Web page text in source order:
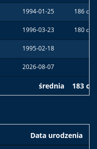
1994-01-25 186 cm
1996-03-23 180 cm
1995-02-18
2026-08-07
średnia 183 cm
Data urodzenia